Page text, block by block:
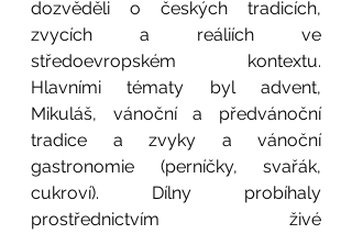
dozvěděli o českých tradicích,
zvycích a reáliích ve
středoevropském kontextu.
Hlavními tématy byl advent,
Mikuláš, vánoční a předvánoční
tradice a zvyky a vánoční
gastronomie (perníčky, svařák,
cukroví). Dílny probíhaly
prostřednictvím živé